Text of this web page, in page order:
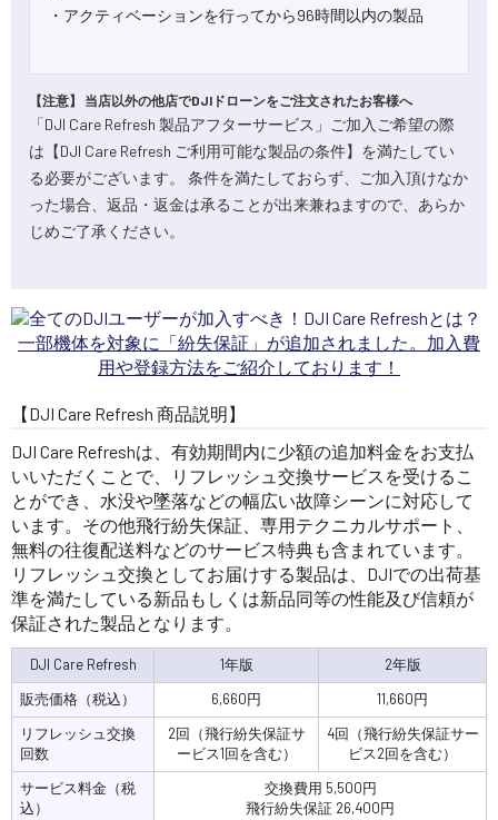
・アクティベーションを行ってから96時間以内の製品
【注意】 当店以外の他店でDJIドローンをご注文されたお客様へ
「DJI Care Refresh 製品アフターサービス」ご加入ご希望の際
は【DJI Care Refresh ご利用可能な製品の条件】を満たしてい
る必要がございます。 条件を満たしておらず、ご加入頂けなか
った場合、返品・返金は承ることが出来兼ねますので、あらか
じめご了承ください。
一部機体を対象に「紛失保証」が追加されました。加入費
用や登録方法をご紹介しております！
【DJI Care Refresh 商品説明】
DJI Care Refreshは、有効期間内に少額の追加料金をお支払
いいただくことで、リフレッシュ交換サービスを受けるこ
とができ、水没や墜落などの幅広い故障シーンに対応して
います。その他飛行紛失保証、専用テクニカルサポート、
無料の往復配送料などのサービス特典も含まれています。
リフレッシュ交換としてお届けする製品は、DJIでの出荷基
準を満たしている新品もしくは新品同等の性能及び信頼が
保証された製品となります。
DJI Care Refresh 1年版
2年版
販売価格（税込）
6,660円
11,660円
リフレッシュ交換
回数
2回（飛行紛失保証サ
ービス1回を含む）
4回（飛行紛失保証サー
ビス2回を含む）
サービス料金（税
込）
交換費用 5,500円
飛行紛失保証 26,400円